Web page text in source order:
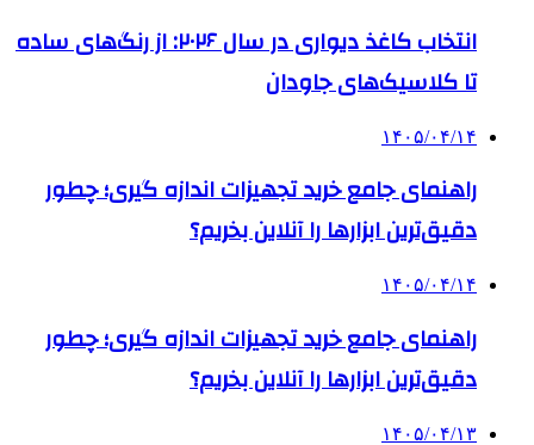
انتخاب کاغذ دیواری در سال ۲۰۲۶: از رنگ‌های ساده
تا کلاسیک‌های جاودان
۱۴۰۵/۰۴/۱۴
راهنمای جامع خرید تجهیزات اندازه گیری؛ چطور
دقیق‌ترین ابزارها را آنلاین بخریم؟
۱۴۰۵/۰۴/۱۴
راهنمای جامع خرید تجهیزات اندازه گیری؛ چطور
دقیق‌ترین ابزارها را آنلاین بخریم؟
۱۴۰۵/۰۴/۱۳